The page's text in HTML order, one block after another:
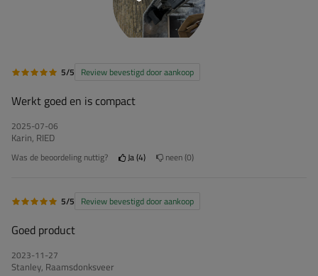
5/5 Review bevestigd door aankoop
Werkt goed en is compact
2025-07-06
Karin, RIED
Was de beoordeling nuttig? Ja 4 neen 0
5/5 Review bevestigd door aankoop
Goed product
2023-11-27
Stanley, Raamsdonksveer